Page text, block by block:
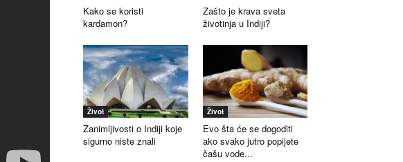
Kako se koristi
kardamon?
Zašto je krava sveta
životinja u Indiji?
Život
Zanimljivosti o Indiji koje
sigurno niste znali
Život
Evo šta će se dogoditi
ako svako jutro popijete
čašu vode...